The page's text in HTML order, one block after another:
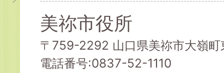
美祢市役所
〒759-2292 山口県美祢市大嶺
電話番号:0837-52-1110